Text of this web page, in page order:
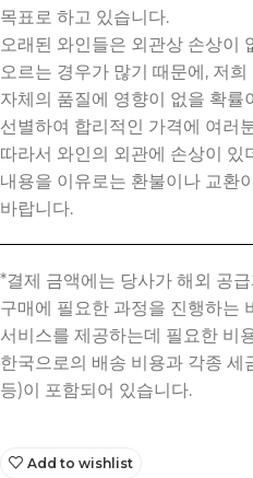
목표로 하고 있습니다.
오래된 와인들은 외관상 손상이
오르는 경우가 많기 때문에, 저
자체의 품질에 영향이 없을 확률
선별하여 합리적인 가격에 여러
따라서 와인의 외관에 손상이 있
내용을 이유로는 환불이나 교환
바랍니다.
Add to wishlist